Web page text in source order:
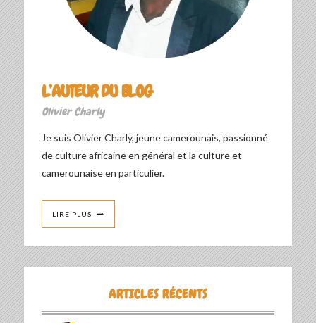
L’AUTEUR DU BLOG
Olivier Charly
Je suis Olivier Charly, jeune camerounais, passionné
de culture africaine en général et la culture et
camerounaise en particulier.
LIRE PLUS
ARTICLES RÉCENTS